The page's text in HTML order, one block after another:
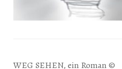
WEG SEHEN, ein Roman ©